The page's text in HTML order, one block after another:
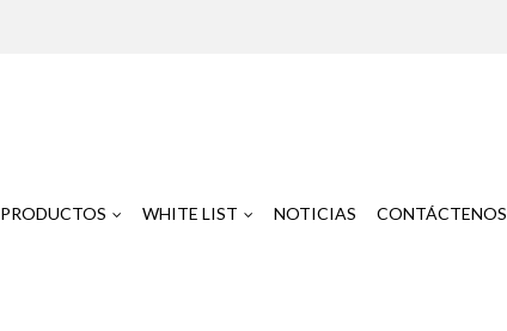
PRODUCTOS WHITE LIST NOTICIAS CONTÁCTENOS